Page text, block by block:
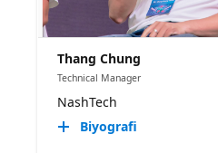
Thang Chung
Technical Manager
NashTech
Biyografi